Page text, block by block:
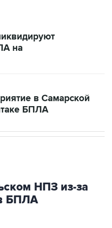
на
в Самарской
БПЛА
НПЗ из-за
БПЛА